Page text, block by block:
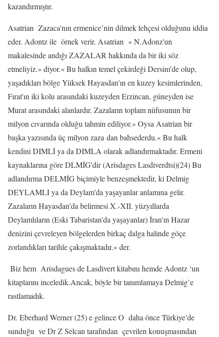
kazandırmıştır.
Asatrian Zazaca'nın ermenice’nin dilmek lehçesi olduğunu iddia
eder. Adontz ile örnek verir. Asatrian « N.Adonz'un
makalesinde andığı ZAZALAR hakkında da bir iki söz
etmeliyiz.» diyor.« Bu halkın temel çekirdeği Dersim'de olup,
yaşadıkları bölge Yüksek Hayasdan'ın en kuzey kesimlerinden,
Fırat'ın iki kolu arasındaki kuzeyden Erzincan, güneyden ise
Murat arasındaki alanlardır. Zazaların toplam nüfusunun bir
milyon cıvarında olduğu tahmin ediliyor.» Oysa Asatrian bir
başka yazısında üç milyon zaza dan bahsederdu.« Bu halk
kendini DIMLİ ya da DIMLA olarak adlandırmaktadır. Ermeni
kaynaklarına göre DLMİG'dir (Arisdages Lasdiverdtsi)(24) Bu
adlandırma DELMİG biçimiyle benzeşmektedir, ki Delmig
DEYLAMLI ya da Deylam'da yaşayanlar anlamına gelir.
Zazaların Hayasdan'da belirmesi X.-XII. yüzyıllarda
Deylamlıların (Eski Tabaristan'da yaşayanlar) İran'ın Hazar
denizini çevreleyen bölgelerden birkaç dalga halinde göçe
zorlandıkları tarihle çakışmaktadır.» der.
Biz hem Arisdagues de Lasdivert kitabını hemde Adontz ‘un
kitaplarını inceledik.Ancak, böyle bir tanımlamaya Delmig’e
rastlamadık.
Dr. Eberhard Werner (25) e gelince O daha önce Türkiye’de
sunduğu ve Dr Z Selcan tarafından çevrilen konuşmasından